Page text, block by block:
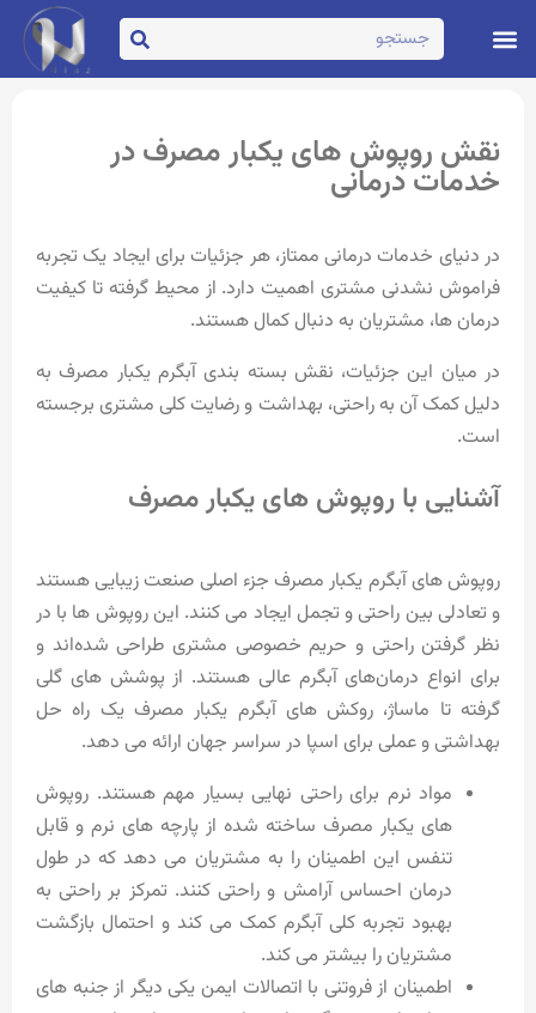
نقش روپوش های یکبار مصرف در
خدمات درمانی
در دنیای خدمات درمانی ممتاز، هر جزئیات برای ایجاد یک تجربه
فراموش نشدنی مشتری اهمیت دارد. از محیط گرفته تا کیفیت
درمان ها، مشتریان به دنبال کمال هستند.
در میان این جزئیات، نقش بسته بندی آبگرم یکبار مصرف به
دلیل کمک آن به راحتی، بهداشت و رضایت کلی مشتری برجسته
است.
آشنایی با روپوش های یکبار مصرف
روپوش های آبگرم یکبار مصرف جزء اصلی صنعت زیبایی هستند
و تعادلی بین راحتی و تجمل ایجاد می کنند. این روپوش ها با در
نظر گرفتن راحتی و حریم خصوصی مشتری طراحی شده‌اند و
برای انواع درمان‌های آبگرم عالی هستند. از پوشش های گلی
گرفته تا ماساژ، روکش های آبگرم یکبار مصرف یک راه حل
بهداشتی و عملی برای اسپا در سراسر جهان ارائه می دهد.
مواد نرم برای راحتی نهایی بسیار مهم هستند. روپوش
های یکبار مصرف ساخته شده از پارچه های نرم و قابل
تنفس این اطمینان را به مشتریان می دهد که در طول
درمان احساس آرامش و راحتی کنند. تمرکز بر راحتی به
بهبود تجربه کلی آبگرم کمک می کند و احتمال بازگشت
مشتریان را بیشتر می کند.
اطمینان از فروتنی با اتصالات ایمن یکی دیگر از جنبه های